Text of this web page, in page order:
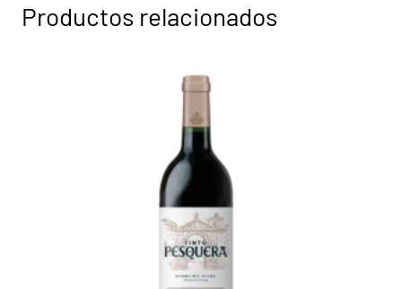
Productos relacionados